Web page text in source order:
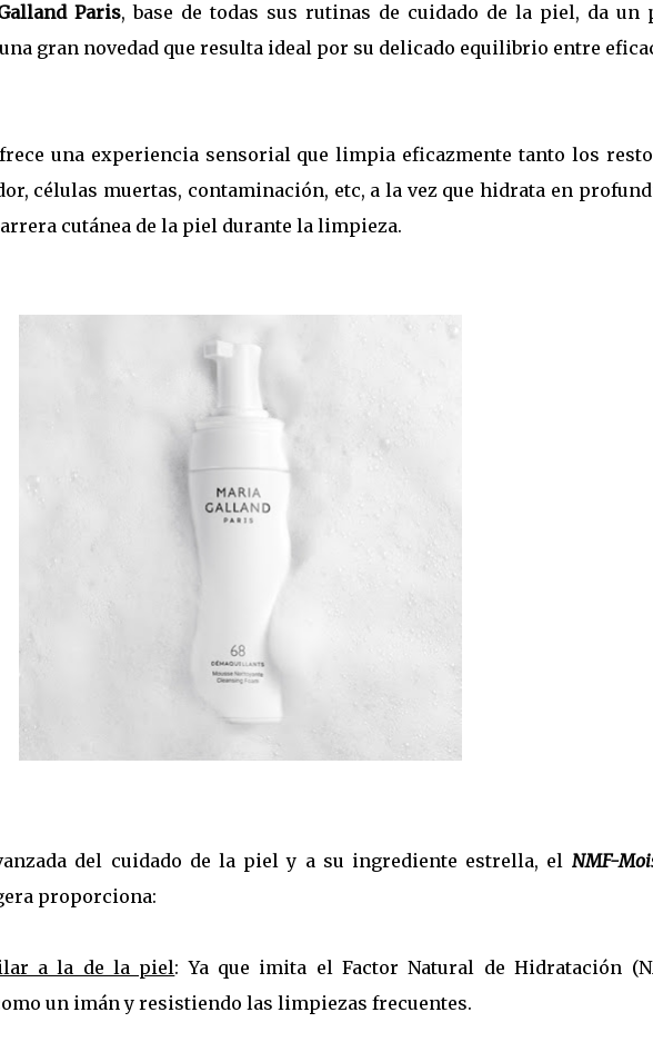
Paris, base de todas sus rutinas de cuidado de la piel, da un
gran novedad que resulta ideal por su delicado equilibrio entre
una experiencia sensorial que limpia eficazmente tanto los
células muertas, contaminación, etc, a la vez que hidrata en
cutánea de la piel durante la limpieza.
del cuidado de la piel y a su ingrediente estrella, el NMF-
proporciona:
a la de la piel: Ya que imita el Factor Natural de Hidratación
un imán y resistiendo las limpiezas frecuentes.